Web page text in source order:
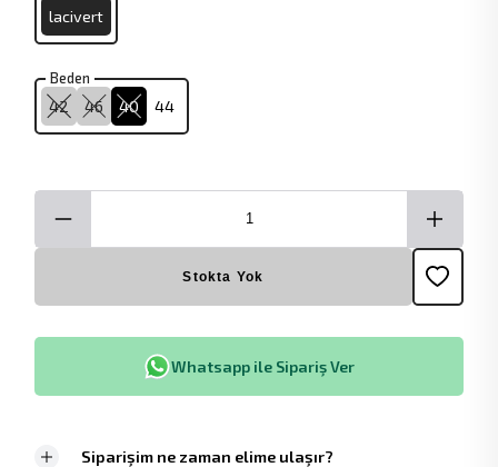
lacivert
Beden
42 46 40 44
Stokta Yok
Whatsapp ile Sipariş Ver
Siparişim ne zaman elime ulaşır?